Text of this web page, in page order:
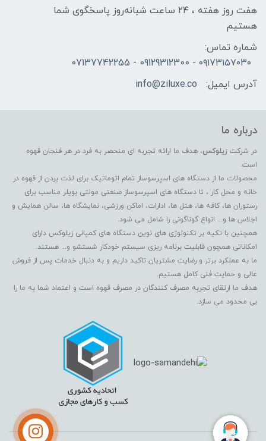
هفت روز هفته ، ۲۴ ساعت شبانه‌روز پاسخگوی شما
هستیم
شماره تماس:
۰۹۱۷۳۱۵۷۰۳۰ - 09129312300 - 07137742255
آدرس ایمیل:
info@ziluxe.co
درباره ما
در شرکت زیلوکس، هدف ما ارائه تجربه ای منحصر به فرد در هر فنجان قهوه
است.
محصولات ما از دستگاه های اسپرسوساز تمام اتوماتیک برای لذت بردن از قهوه در
خانه و محل کار ، تا دستگاه های اسپرسوساز صنعتی مولتی بویلر مناسب برای
رستوران ها، کافه ها، هتل ها، ادارات، اماکن ورزشی، نمایشگاه ها، سالن همایش و
اجلاس ها و... انواع گوناگونی را شامل می شود.
همچنین با تکیه بر تکنولوژی های نوین دستگاه های کمپانی زیلوکس دارای
امکاناتی همچون قابلیت برنامه ریزی سیستم خودکار شستشو و... هستند.
ما به عملکرد برتر و رضایت مشتریان تاکید داریم و به دنبال خدمات پس از فروش
عالی و حمایت فنی کامل هستیم.
هدف ما ارتقای تجربه مصرف کنندگان در مصرف قهوه است و اعتماد شما به ما را
بی محدود می سازد.